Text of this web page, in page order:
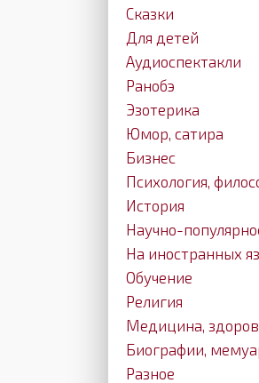
Сказки
Для детей
Аудиоспектакли
Ранобэ
Эзотерика
Юмор, сатира
Бизнес
Психология,
История
Научно-
На иностранных
Обучение
Религия
Медицина,
Биографии,
Разное